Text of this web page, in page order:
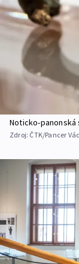
Noticko-panonská
Zdroj: ČTK/Pancer